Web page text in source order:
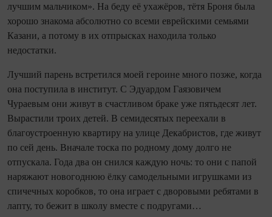
лучшим мальчиком». На беду её ухажёров, тётя Броня была
хорошо знакома абсолютно со всеми еврейскими семьями
Казани, а потому в их отпрысках находила только
недостатки.
Лучший парень встретился моей героине много позже, ко­гда
она поступила в институт. С Эдуардом Гаязовичем
Чураевым они живут в счастливом браке уже пятьдесят лет.
Вырастили троих детей. В семидесятых переехали в
благоустроенную квартиру на улице Декабристов, где живут
по сей день. Вначале тоска по родному дому долго не
отпускала. Года два он снился каждую ночь: то они с папой
наряжают новогоднюю ёлку самодельными игрушками из
спичечных коробков, то она играет с дворовыми ребятами в
лапту, то бежит в школу вместе с по­другами…